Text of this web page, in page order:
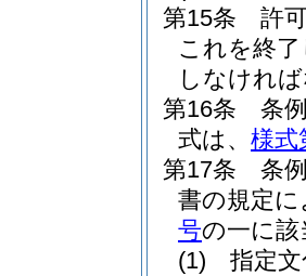
第15条
許
これを終
しなけれ
第16条
条
式は、 様式
第17条
条
書の規定
号の一に
(1)
指定